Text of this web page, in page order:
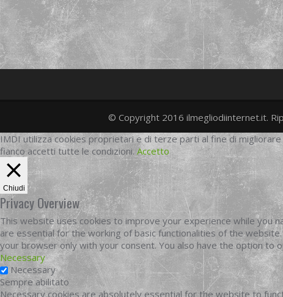
© Copyright 2016 ilmegliodiinternet.it.
IMDI utilizza cookies proprietari e di terze parti al fine di
fianco accetti tutte le condizioni. Accetto
Chiudi
Privacy Overview
This website uses cookies to improve your experience while
are essential for the working of basic functionalities of the
your browser only with your consent. You also have the option
Necessary
Necessary
Sempre abilitato
Necessary cookies are absolutely essential for the website to